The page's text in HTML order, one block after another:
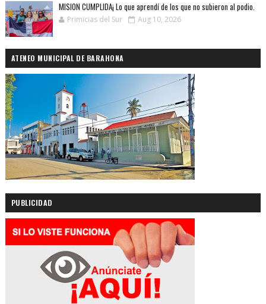
MISION CUMPLIDA¡ Lo que aprendí de los que no subieron al podio.
Primicias del Sur Aug 10, 2026
ATENEO MUNICIPAL DE BARAHONA
PUBLICIDAD